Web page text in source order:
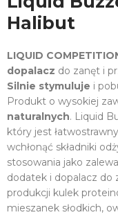
Halibut
LIQUID
dopalacz do zanęt i
Silnie stymuluje i
Produkt o wysokiej
naturalnych. Liquid
który jest
wchłonąć składniki
stosowania jako
dodatek i dopalacz do
produkcji kulek
mieszanek słodkich,